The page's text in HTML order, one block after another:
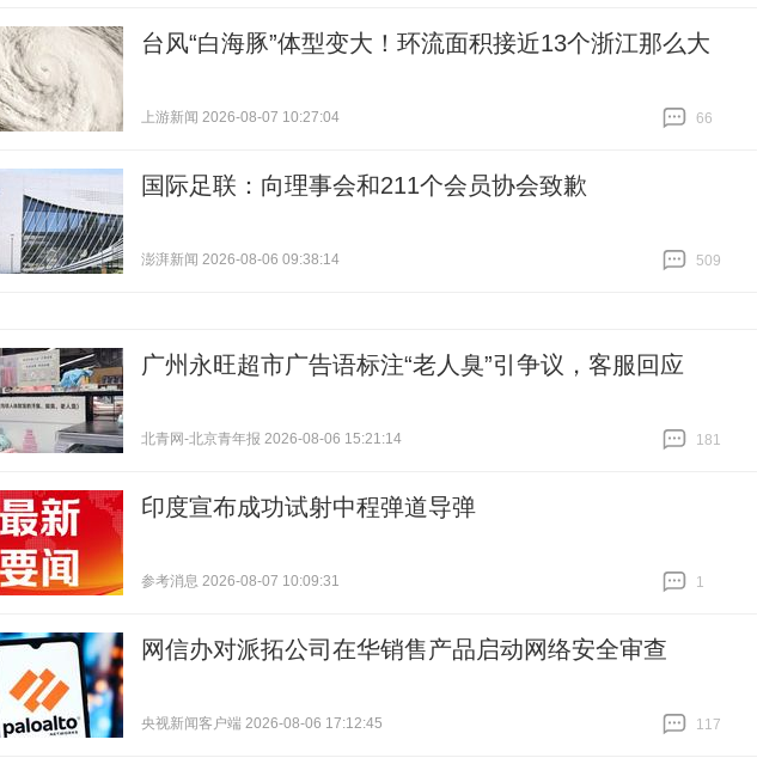
台风“白海豚”体型变大！环流面积接近13个浙江那么大
上游新闻 2026-08-07 10:27:04
66
国际足联：向理事会和211个会员协会致歉
澎湃新闻 2026-08-06 09:38:14
509
广州永旺超市广告语标注“老人臭”引争议，客服回应
北青网-北京青年报 2026-08-06 15:21:14
181
印度宣布成功试射中程弹道导弹
参考消息 2026-08-07 10:09:31
1
网信办对派拓公司在华销售产品启动网络安全审查
央视新闻客户端 2026-08-06 17:12:45
117